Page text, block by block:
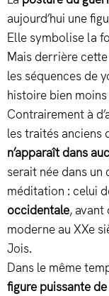
aujourd’hui une
Elle symbolise la
Mais derrière
les séquences de
histoire bien
Contrairement à
les traités anciens
n’apparaît dans
serait née dans
méditation : celui
occidentale, avant
moderne au XXe
Jois.
Dans le même
figure puissante